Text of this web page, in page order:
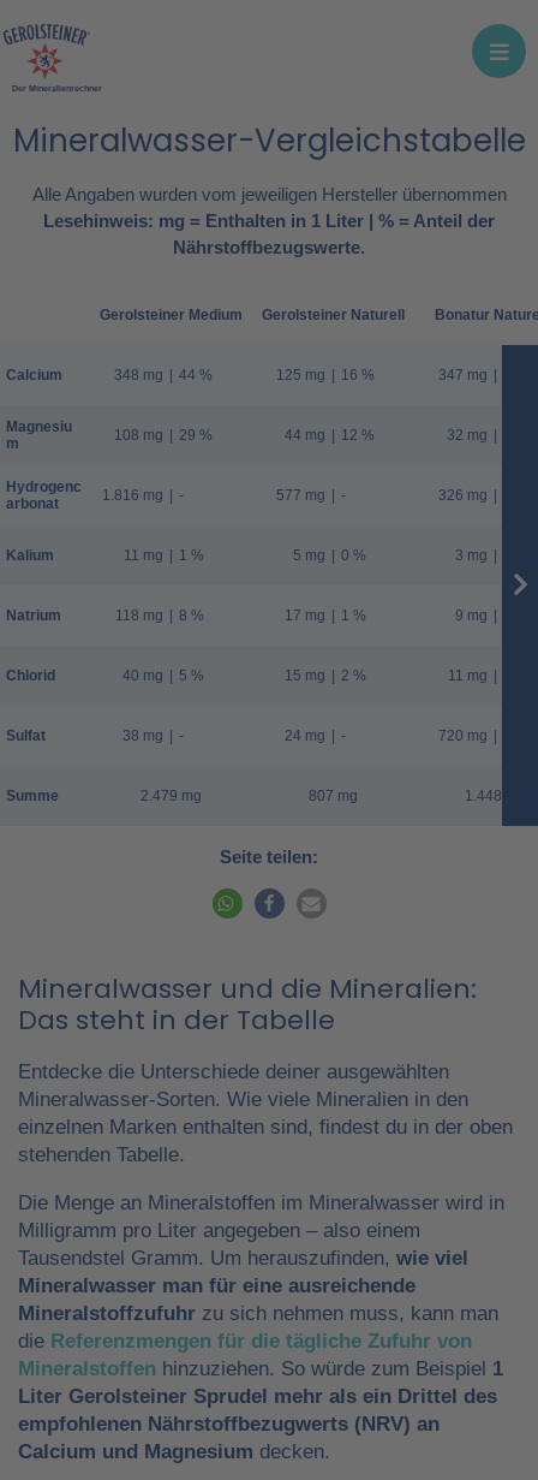
Der Mineralienrechner
Mineralwasser-Vergleichstabelle
Alle Angaben wurden vom jeweiligen Hersteller übernommen
Lesehinweis: mg = Enthalten in 1 Liter | % = Anteil der
Nährstoffbezugswerte.
Calcium
Magnesiu
m
Hydrogenc
arbonat
Kalium
Natrium
Chlorid
Sulfat
Summe
Gerolsteiner Medium
348 mg | 44 %
108 mg | 29 %
1.816 mg | -
11 mg | 1 %
118 mg | 8 %
40 mg | 5 %
38 mg | -
2.479 mg
Gerolsteiner Naturell
125 mg | 16 %
44 mg | 12 %
577 mg | -
5 mg | 0 %
17 mg | 1 %
15 mg | 2 %
24 mg | -
807 mg
Bonatur
347 mg |
32 mg |
326 mg |
3 mg |
9 mg |
11 mg |
720 mg |
1.448 mg
Seite teilen:
Mineralwasser und die Mineralien:
Das steht in der Tabelle
Entdecke die Unterschiede deiner ausgewählten
Mineralwasser-Sorten. Wie viele Mineralien in den
einzelnen Marken enthalten sind, findest du in der oben
stehenden Tabelle.
Die Menge an Mineralstoffen im Mineralwasser wird in
Milligramm pro Liter angegeben – also einem
Tausendstel Gramm. Um herauszufinden, wie viel
Mineralwasser man für eine ausreichende
Mineralstoffzufuhr zu sich nehmen muss, kann man
die Referenzmengen für die tägliche Zufuhr von
Mineralstoffen hinzuziehen. So würde zum Beispiel 1
Liter Gerolsteiner Sprudel mehr als ein Drittel des
empfohlenen Nährstoffbezugwerts (NRV) an
Calcium und Magnesium decken.